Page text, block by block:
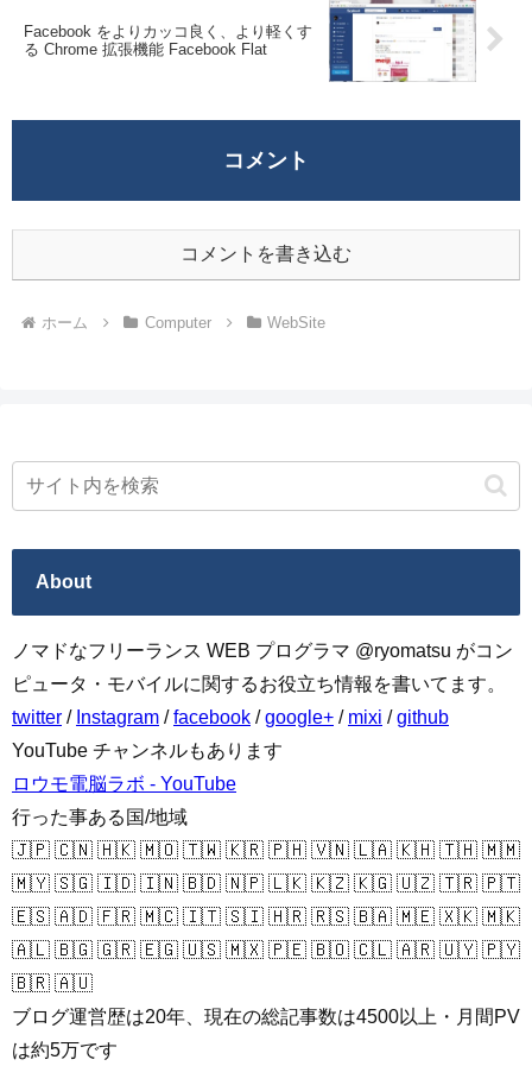
Facebook をよりカッコ良く、より軽くす
る Chrome 拡張機能 Facebook Flat
コメント
コメントを書き込む
ホーム Computer WebSite
About
ノマドなフリーランス WEB プログラマ @ryomatsu がコン
ピュータ・モバイルに関するお役立ち情報を書いてます。
twitter / Instagram /facebook /google+ / mixi /github
YouTube チャンネルもあります
ロウモ電脳ラボ - YouTube
行った事ある国/地域
🇯🇵 🇨🇳 🇭🇰 🇲🇴 🇹🇼 🇰🇷 🇵🇭 🇻🇳 🇱🇦 🇰🇭 🇹🇭 🇲🇲
🇲🇾 🇸🇬 🇮🇩 🇮🇳 🇧🇩 🇳🇵 🇱🇰 🇰🇿 🇰🇬 🇺🇿 🇹🇷 🇵🇹
🇪🇸 🇦🇩 🇫🇷 🇲🇨 🇮🇹 🇸🇮 🇭🇷 🇷🇸 🇧🇦 🇲🇪 🇽🇰 🇲🇰
🇦🇱 🇧🇬 🇬🇷 🇪🇬 🇺🇸 🇲🇽 🇵🇪 🇧🇴 🇨🇱 🇦🇷 🇺🇾 🇵🇾
🇧🇷 🇦🇺
ブログ運営歴は20年、現在の総記事数は4500以上・月間PV
は約5万です